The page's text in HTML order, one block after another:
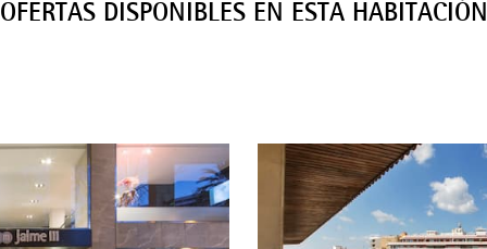
OFERTAS DISPONIBLES EN ESTA HABITACIÓN